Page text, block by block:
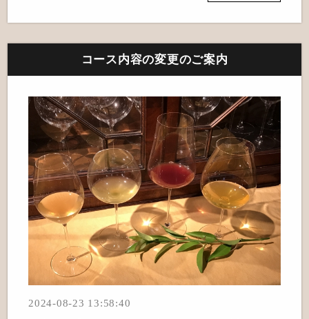
コース内容の変更のご案内
2024-08-23 13:58:40